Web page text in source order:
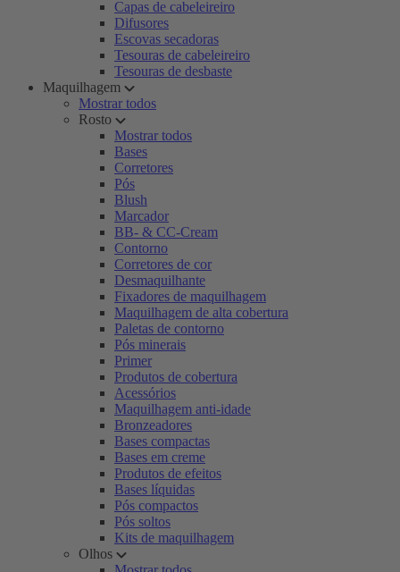
Capas de cabeleireiro
Difusores
Escovas secadoras
Tesouras de cabeleireiro
Tesouras de desbaste
Maquilhagem
Mostrar todos
Rosto
Mostrar todos
Bases
Corretores
Pós
Blush
Marcador
BB- & CC-Cream
Contorno
Corretores de cor
Desmaquilhante
Fixadores de maquilhagem
Maquilhagem de alta cobertura
Paletas de contorno
Pós minerais
Primer
Produtos de cobertura
Acessórios
Maquilhagem anti-idade
Bronzeadores
Bases compactas
Bases em creme
Produtos de efeitos
Bases líquidas
Pós compactos
Pós soltos
Kits de maquilhagem
Olhos